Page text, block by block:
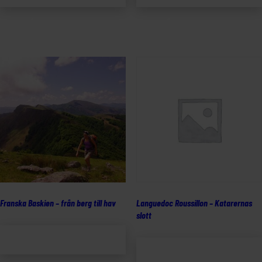
Franska Baskien – från berg till hav
Languedoc Roussillon – Katarernas
slott